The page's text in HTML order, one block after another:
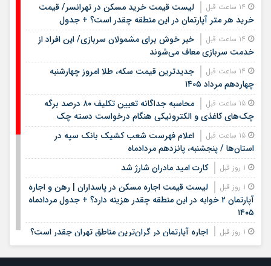
لیست قیمت خرید مسکن در تهرانسر/ قیمت
خرید هر متر آپارتمان در این منطقه چقدر است؟ + جدول
خبر خوش برای مشمولان سربازی/ این افراد از
خدمت سربازی معاف می‌شوند
جدیدترین قیمت سکه، طلا امروز چهارشنبه
چهاردهم مرداد ۱۴۰۵
محاسبه جداگانه تعیین تکلیف ۸۰ درصد برگه
چک‌های کاغذی و الکترونیکی هنگام درخواست دسته چک
اعلام فهرست شعب کشیک بانک سپه در
استان‌ها / پنجشنبه، پانزدهم مردادماه
کارت امید مادران شارژ شد
لیست قیمت اجاره مسکن در پاسداران | رهن و اجاره
آپارتمان ۲ خوابه در این منطقه چقدر هزینه دارد؟ + جدول مردادماه
۱۴۰۵
اجاره آپارتمان در گران‌ترین مناطق تهران چقدر است؟
+ جدول